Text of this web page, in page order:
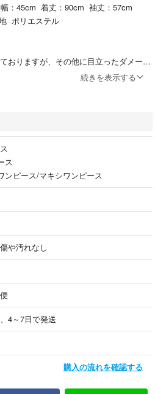
幅：45cm 着丈：90cm 袖丈：57cm
ポリエステル
おりますが、その他に目立ったダメージ
る商品です。 ※あくまでも中古品です
しております。＊各商品ページの商品詳
商品です。多少のお時間差にて欠品にな
頂ますようお願い致します。
ナーのベクトルによって出品されていま
続きを表示する
ス
ンピース/マキシワンピース
や汚れなし
4～7日で発送
購入の流れを確認する